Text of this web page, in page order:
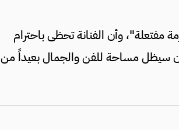
مفتعلة"، وأن الفنانة تحظى باحترام
سيظل مساحة للفن والجمال بعيداً من